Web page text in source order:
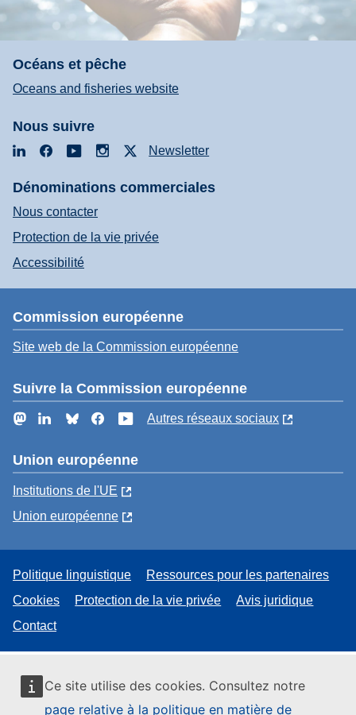
Ce site utilise des cookies. Consultez notre
page relative à la politique en matière de
Océans et pêche
Oceans and fisheries website
Nous suivre
LinkedInFacebookYouTubeInstagramNewsletter
Dénominations commerciales
Nous contacter
Protection de la vie privée
Accessibilité
Commission européenne
Site web de la Commission européenne
Suivre la Commission européenne
MastodonLinkedInBlueskyFacebookYouTube
Autres réseaux sociaux
Union européenne
Institutions de l'UE
Union européenne
Politique linguistique
Ressources pour les partenaires
Cookies
Protection de la vie privée
Avis juridique
Contact